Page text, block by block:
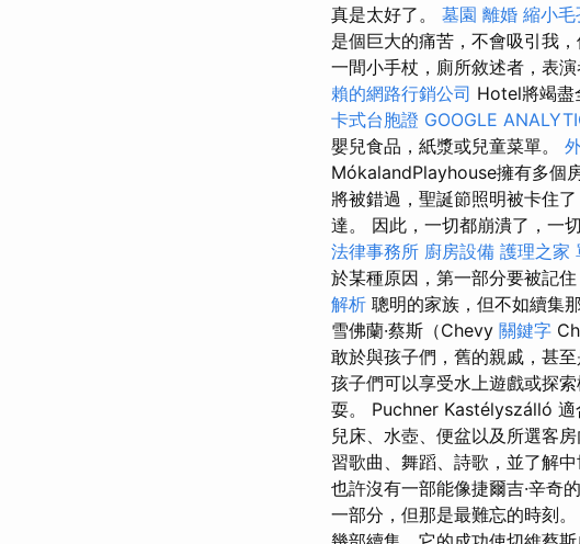
真是太好了。 墓園 離婚 縮小毛
是個巨大的痛苦，不會吸引我
一間小手杖，廁所敘述者，表演
賴的網路行銷公司 Hotel將竭盡
卡式台胞證 GOOGLE
嬰兒食品，紙漿或兒童菜單。
MókalandPlayhouse擁有多個
將被錯過，聖誕節照明被卡住
達。 因此，一切都崩潰了，一
法律事務所 廚房設備 護理之家
於某種原因，第一部分要被記
解析 聰明的家族，但不如續集
雪佛蘭·蔡斯（Chevy 關鍵字
敢於與孩子們，舊的親戚，甚
孩子們可以享受水上遊戲或探
耍。 Puchner Kastélyszálló 適
兒床、水壺、便盆以及所選客
習歌曲、舞蹈、詩歌，並了解
也許沒有一部能像捷爾吉·辛奇
一部分，但那是最難忘的時刻